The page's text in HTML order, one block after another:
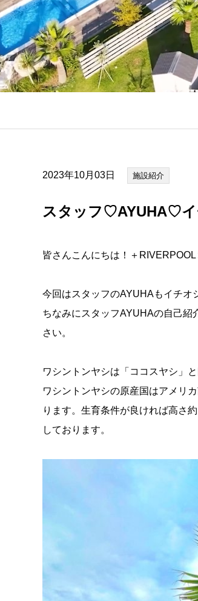
2023年10月03日 施設紹介
スタッフ♡AYUHA♡
皆さんこんにちは！＋
今回はスタッフのAYUHAもイチオ
ちなみにスタッフAYUHAの自己紹
さい。
ワシントンヤシは「ココスヤシ」
ワシントンヤシの原産国はアメリ
ります。生育条件が良ければ高さ
しております。